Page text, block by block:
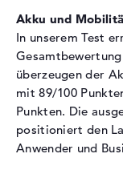
Bildwiederholrate
Besonderheiten
Kartenleser
Unterstützte
Speicherkarten
Akku und
In unserem Test
überzeugen der
mit 89/100
Punkten. Die
positioniert den
Anwender und